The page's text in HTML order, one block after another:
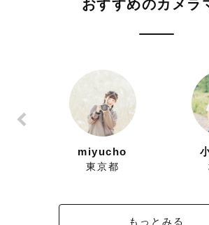
おすすめのカメラ
miyucho
東京都
もっとみる